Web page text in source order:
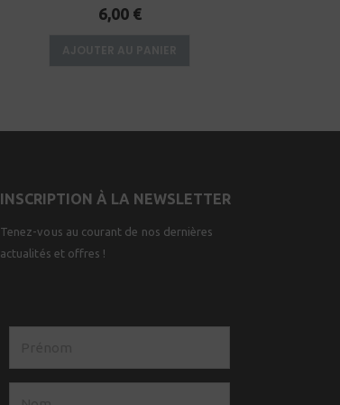
6,00 €
INSCRIPTION À LA NEWSLETTER
Tenez-vous au courant de nos dernières
actualités et offres !